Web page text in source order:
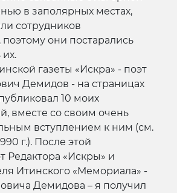
в заполярных местах,
сотрудников
они постарались
газеты «Искра» - поэт
Демидов - на страницах
10 моих
вместе со своим очень
вступлением к ним (см.
г.). После этой
Редактора «Искры» и
Итинского «Мемориала» -
Демидова – я получил